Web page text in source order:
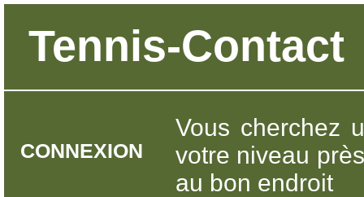
Tennis-Contact
Vous cherchez
votre niveau
au bon endroit
CONNEXION